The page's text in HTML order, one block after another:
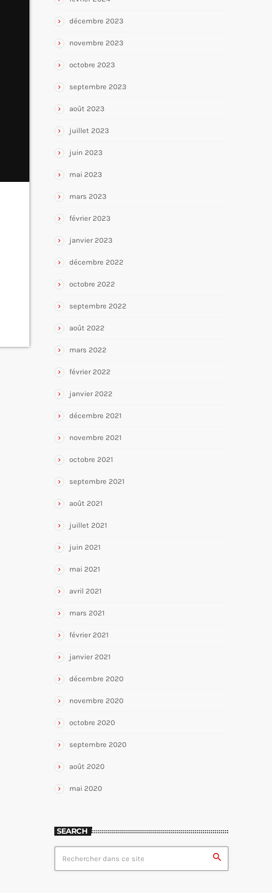
décembre 2023
novembre 2023
octobre 2023
septembre 2023
août 2023
juillet 2023
juin 2023
mai 2023
mars 2023
février 2023
janvier 2023
décembre 2022
octobre 2022
septembre 2022
août 2022
mars 2022
février 2022
janvier 2022
décembre 2021
novembre 2021
octobre 2021
septembre 2021
août 2021
juillet 2021
juin 2021
mai 2021
avril 2021
mars 2021
février 2021
janvier 2021
décembre 2020
novembre 2020
octobre 2020
septembre 2020
août 2020
mai 2020
SEARCH
search